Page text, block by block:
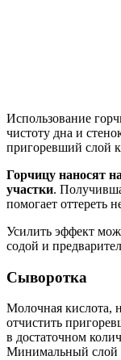
Использование
чистоту дна и
пригоревший слой
Горчицу наносят
участки.
помогает оттереть
Усилить эффект
содой и
Сыворотка
Молочная кислота,
отчистить
в достаточном
Минимальный слой